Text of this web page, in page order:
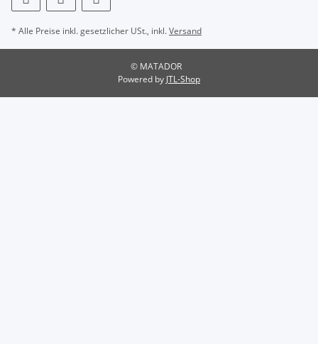
* Alle Preise inkl. gesetzlicher USt., inkl.Versand
© MATADOR
Powered by JTL-Shop